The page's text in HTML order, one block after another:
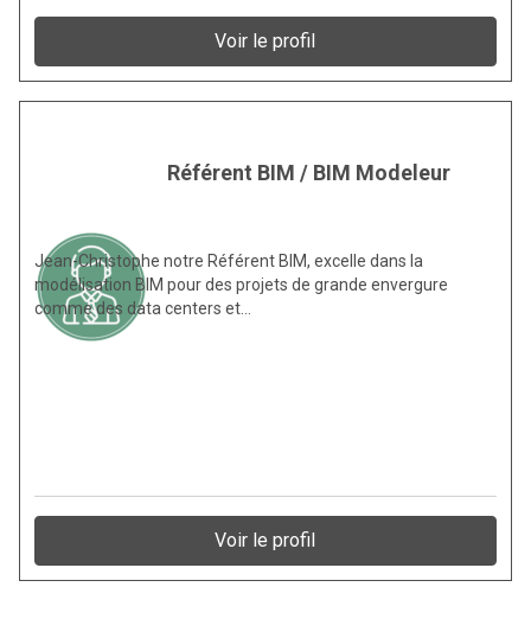
Voir le profil
Référent BIM / BIM Modeleur
Jean-Christophe notre Référent BIM, excelle dans la
modélisation BIM pour des projets de grande envergure
comme des data centers et…
Voir le profil